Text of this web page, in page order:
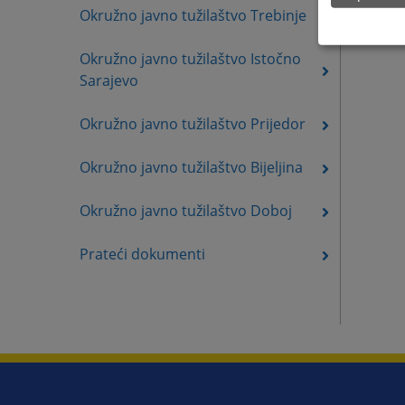
Okružno javno tužilaštvo Trebinje
Okružno javno tužilaštvo Istočno
Sarajevo
Okružno javno tužilaštvo Prijedor
Okružno javno tužilaštvo Bijeljina
Okružno javno tužilaštvo Doboj
Prateći dokumenti